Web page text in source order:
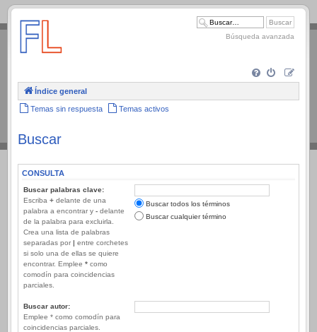
.
Búsqueda avanzada
Índice general
Temas sin respuesta Temas activos
Buscar
CONSULTA
Buscar palabras clave:
Escriba + delante de una
palabra a encontrar y - delante
de la palabra para excluirla.
Crea una lista de palabras
separadas por | entre corchetes
si solo una de ellas se quiere
encontrar. Emplee * como
comodín para coincidencias
parciales.
Buscar todos los términos
Buscar cualquier término
Buscar autor:
Emplee * como comodín para
coincidencias parciales.